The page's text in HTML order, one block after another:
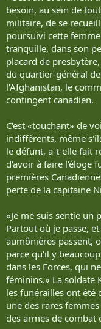
besoin, au sein de
militaire, de se
poursuivi cette
tranquille, dans son
placard de
du quartier-général
l'Afghanistan, le
contingent canadien.
C'est «touchant» de
indifférents, même
le défunt, a-t-elle fait
d'avoir à faire l'éloge
premières
perte de la capitaine
«Je me suis sentie un
Partout où je passe,
aumônières passent,
parce qu'il y
dans les Forces, qui
féminins.» La soldate
les funérailles ont été
une des rares
des armes de combat